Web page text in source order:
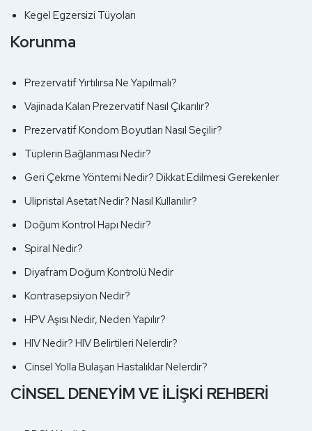
Kegel Egzersizi Tüyoları
Korunma
Prezervatif Yırtılırsa Ne Yapılmalı?
Vajinada Kalan Prezervatif Nasıl Çıkarılır?
Prezervatif Kondom Boyutları Nasıl Seçilir?
Tüplerin Bağlanması Nedir?
Geri Çekme Yöntemi Nedir? Dikkat Edilmesi Gerekenler
Ulipristal Asetat Nedir? Nasıl Kullanılır?
Doğum Kontrol Hapı Nedir?
Spiral Nedir?
Diyafram Doğum Kontrolü Nedir
Kontrasepsiyon Nedir?
HPV Aşısı Nedir, Neden Yapılır?
HIV Nedir? HIV Belirtileri Nelerdir?
Cinsel Yolla Bulaşan Hastalıklar Nelerdir?
CİNSEL DENEYİM VE İLİŞKİ REHBERİ